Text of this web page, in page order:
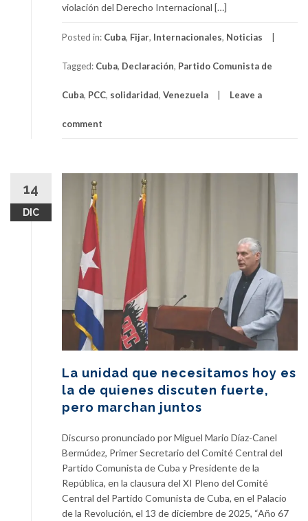
violación del Derecho Internacional […]
Posted in: Cuba, Fijar, Internacionales, Noticias
Tagged: Cuba, Declaración, Partido Comunista de
Cuba, PCC, solidaridad, Venezuela Leave a
comment
14
DIC
La unidad que necesitamos hoy es
la de quienes discuten fuerte,
pero marchan juntos
Discurso pronunciado por Miguel Mario Díaz-Canel
Bermúdez, Primer Secretario del Comité Central del
Partido Comunista de Cuba y Presidente de la
República, en la clausura del XI Pleno del Comité
Central del Partido Comunista de Cuba, en el Palacio
de la Revolución, el 13 de diciembre de 2025, “Año 67